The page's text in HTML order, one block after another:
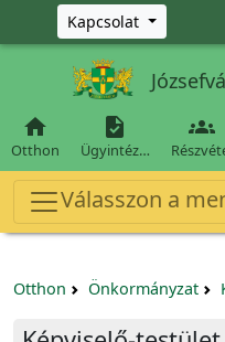
Ugrás a fő tartalomra
Kapcsolat

Otthon

Ügyintéz…

Válasszon a
Otthon Önkormányzat